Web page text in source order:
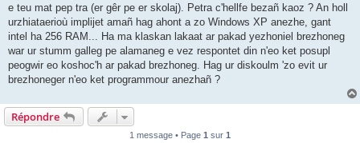
e teu mat pep tra (er gêr pe er skolaj). Petra c'hellfe bezañ kaoz ? An holl
urzhiataerioù implijet amañ hag ahont a zo Windows XP anezhe, gant
intel ha 256 RAM... Ha ma klaskan lakaat ar pakad yezhoniel brezhoneg
war ur stumm galleg pe alamaneg e vez respontet din n'eo ket posupl
peogwir eo koshoc'h ar pakad brezhoneg. Hag ur diskoulm 'zo evit ur
brezhoneger n'eo ket programmour anezhañ ?
Répondre
1 message • Page 1 sur 1